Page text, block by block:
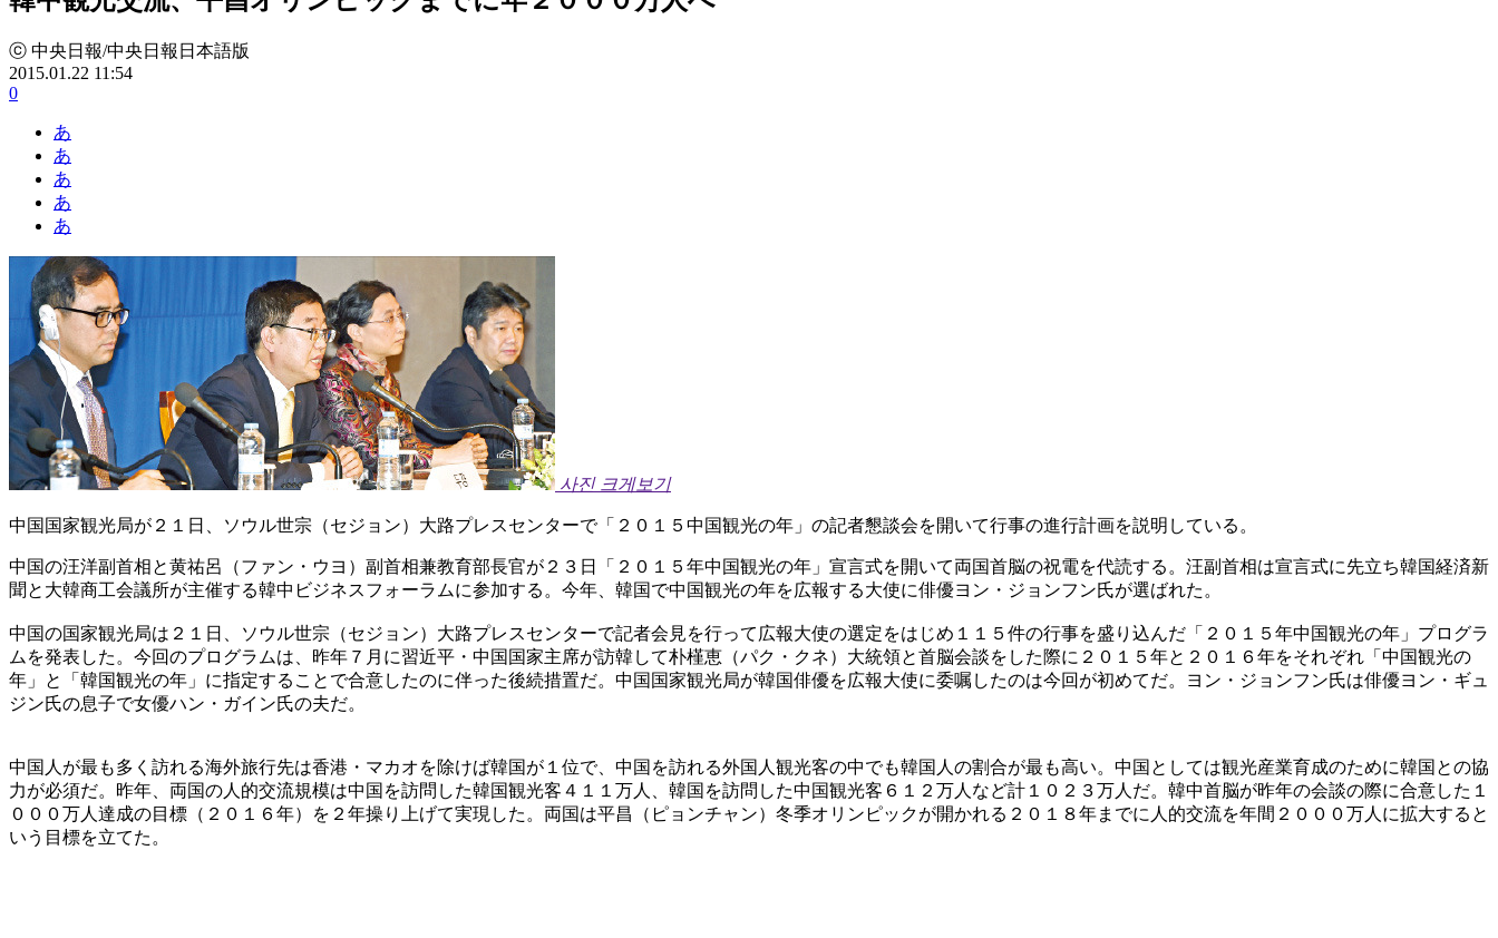
ⓒ 中央日報/中央日報日本語版
2015.01.22 11:54
0
あ
あ
あ
あ
あ
사진 크게보기
中国国家観光局が２１日、ソウル世宗（セジョン）大路プレスセンターで「２０１５中国観光の年」の記者懇談会を開いて行事の進行計画を説明している。
中国の汪洋副首相と黄祐呂（ファン・ウヨ）副首相兼教育部長官が２３日「２０１５年中国観光の年」宣言式を開いて両国首脳の祝電を代読する。汪副首相は宣言式に先立ち韓国経済新
聞と大韓商工会議所が主催する韓中ビジネスフォーラムに参加する。今年、韓国で中国観光の年を広報する大使に俳優ヨン・ジョンフン氏が選ばれた。
中国の国家観光局は２１日、ソウル世宗（セジョン）大路プレスセンターで記者会見を行って広報大使の選定をはじめ１１５件の行事を盛り込んだ「２０１５年中国観光の年」プログラ
ムを発表した。今回のプログラムは、昨年７月に習近平・中国国家主席が訪韓して朴槿恵（パク・クネ）大統領と首脳会談をした際に２０１５年と２０１６年をそれぞれ「中国観光の
年」と「韓国観光の年」に指定することで合意したのに伴った後続措置だ。中国国家観光局が韓国俳優を広報大使に委嘱したのは今回が初めてだ。ヨン・ジョンフン氏は俳優ヨン・ギュ
ジン氏の息子で女優ハン・ガイン氏の夫だ。
中国人が最も多く訪れる海外旅行先は香港・マカオを除けば韓国が１位で、中国を訪れる外国人観光客の中でも韓国人の割合が最も高い。中国としては観光産業育成のために韓国との協
力が必須だ。昨年、両国の人的交流規模は中国を訪問した韓国観光客４１１万人、韓国を訪問した中国観光客６１２万人など計１０２３万人だ。韓中首脳が昨年の会談の際に合意した１
０００万人達成の目標（２０１６年）を２年操り上げて実現した。両国は平昌（ピョンチャン）冬季オリンピックが開かれる２０１８年までに人的交流を年間２０００万人に拡大すると
いう目標を立てた。